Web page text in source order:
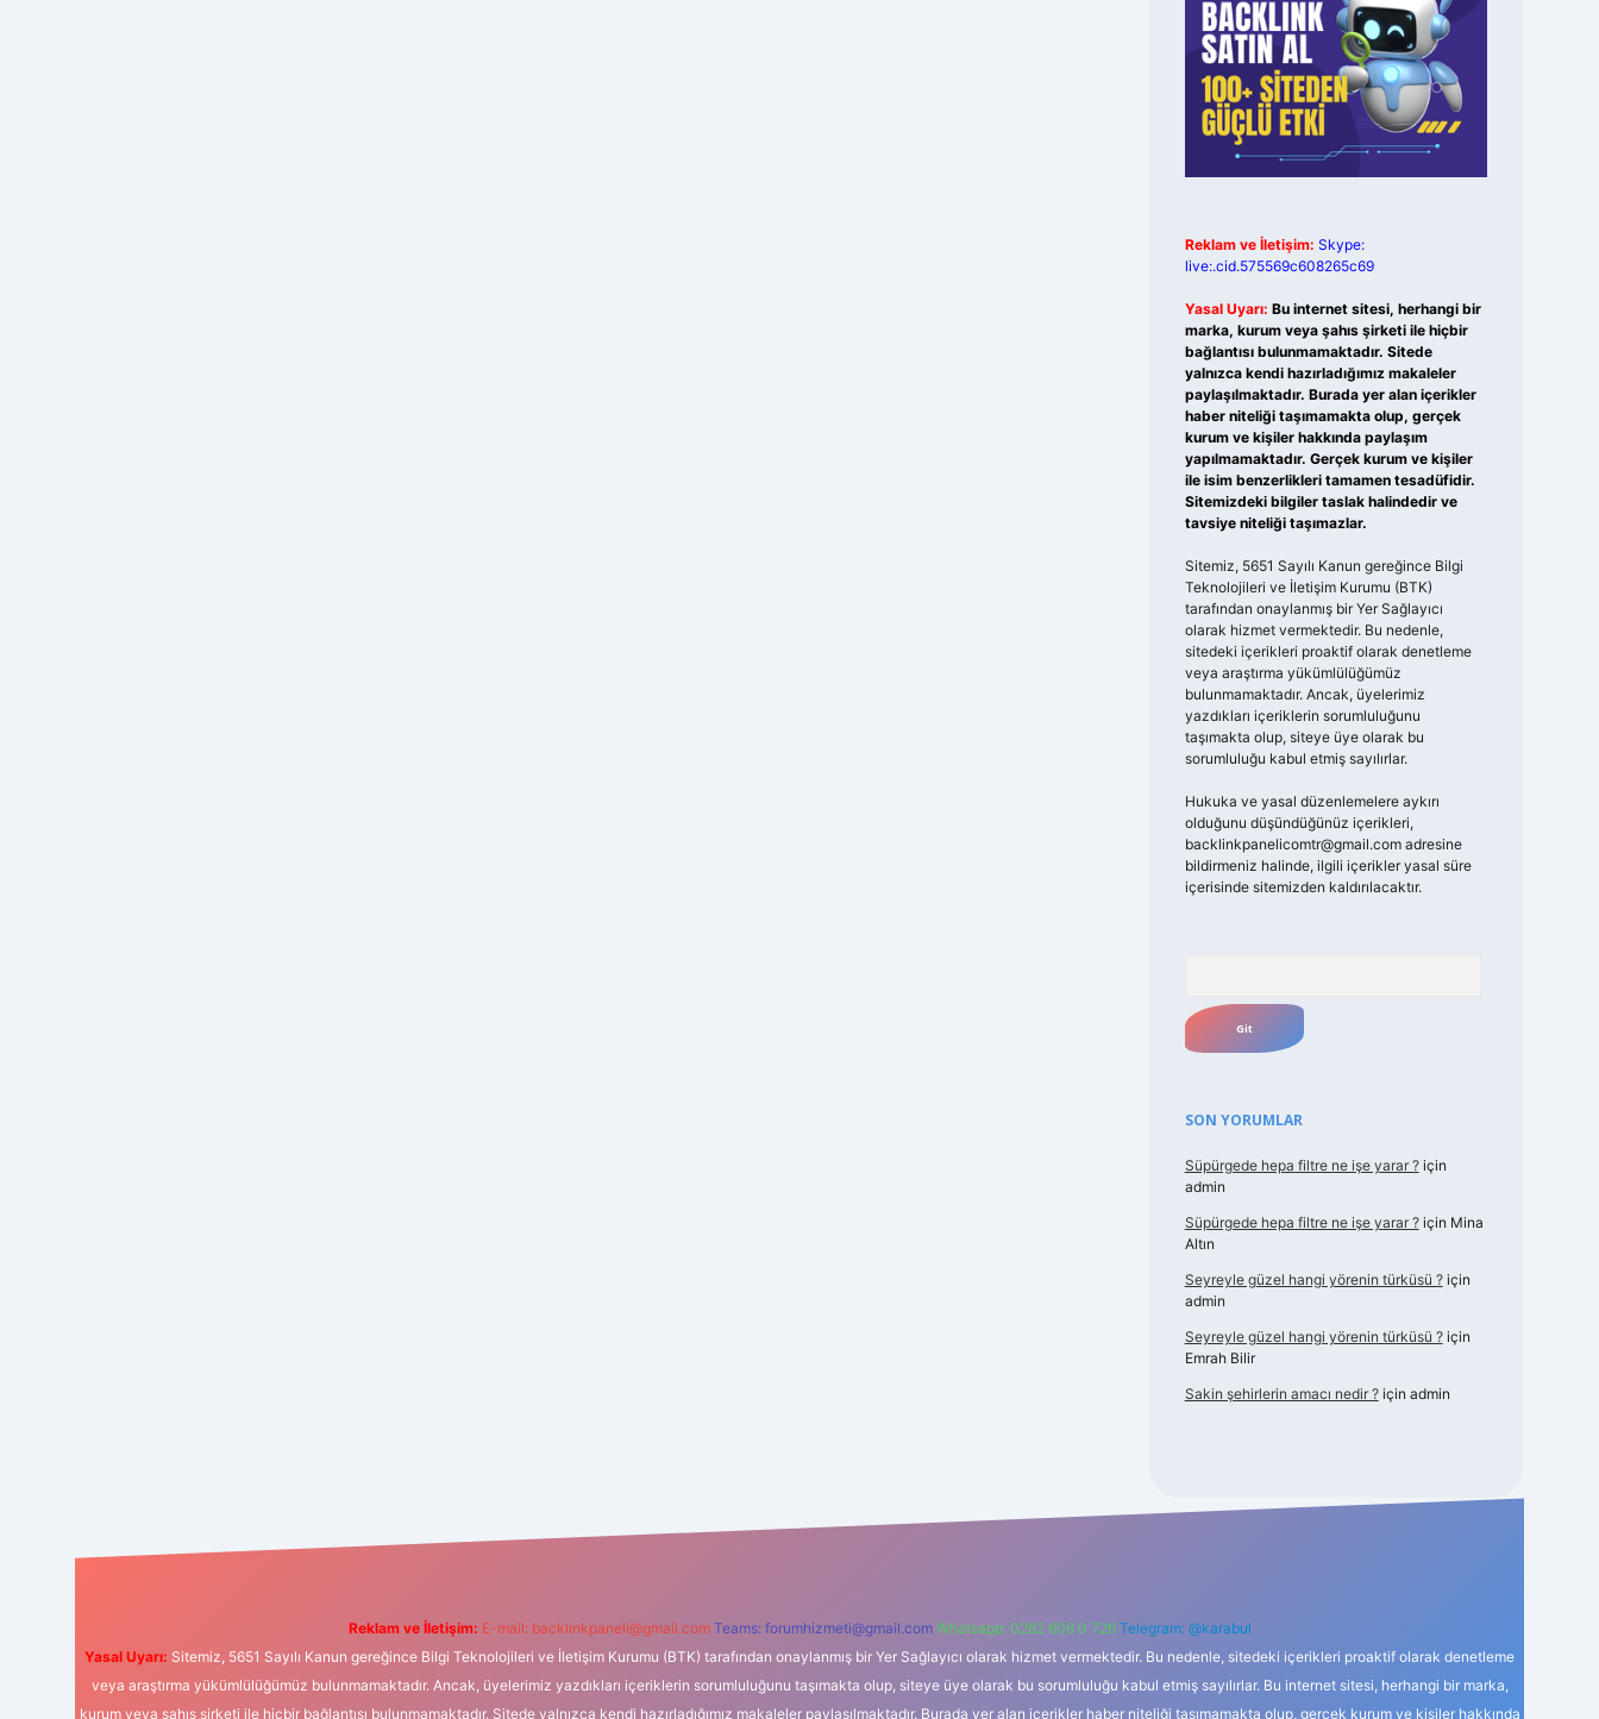
Reklam ve İletişim: Skype:
live:.cid.575569c608265c69
Yasal Uyarı: Bu internet sitesi, herhangi bir
marka, kurum veya şahıs şirketi ile hiçbir
bağlantısı bulunmamaktadır. Sitede
yalnızca kendi hazırladığımız makaleler
paylaşılmaktadır. Burada yer alan içerikler
haber niteliği taşımamakta olup, gerçek
kurum ve kişiler hakkında paylaşım
yapılmamaktadır. Gerçek kurum ve kişiler
ile isim benzerlikleri tamamen tesadüfidir.
Sitemizdeki bilgiler taslak halindedir ve
tavsiye niteliği taşımazlar.
Sitemiz, 5651 Sayılı Kanun gereğince Bilgi
Teknolojileri ve İletişim Kurumu (BTK)
tarafından onaylanmış bir Yer Sağlayıcı
olarak hizmet vermektedir. Bu nedenle,
sitedeki içerikleri proaktif olarak denetleme
veya araştırma yükümlülüğümüz
bulunmamaktadır. Ancak, üyelerimiz
yazdıkları içeriklerin sorumluluğunu
taşımakta olup, siteye üye olarak bu
sorumluluğu kabul etmiş sayılırlar.
Hukuka ve yasal düzenlemelere aykırı
olduğunu düşündüğünüz içerikleri,
backlinkpanelicomtr@gmail.comadresine
bildirmeniz halinde, ilgili içerikler yasal süre
içerisinde sitemizden kaldırılacaktır.
SON YORUMLAR
Süpürgede hepa filtre ne işe yarar ?için
admin
Süpürgede hepa filtre ne işe yarar ?için Mina
Altın
Seyreyle güzel hangi yörenin türküsü ?için
admin
Seyreyle güzel hangi yörenin türküsü ?için
Emrah Bilir
Sakin şehirlerin amacı nedir ?için admin
Reklam ve İletişim: E-mail: backlinkpaneli@gmail.com Teams: forumhizmeti@gmail.com Whatsapp: 0262 606 0 726 Telegram: @karabul
Yasal Uyarı: Sitemiz, 5651 Sayılı Kanun gereğince Bilgi Teknolojileri ve İletişim Kurumu (BTK) tarafından onaylanmış bir Yer Sağlayıcı olarak hizmet vermektedir. Bu nedenle, sitedeki içerikleri proaktif olarak denetleme
veya araştırma yükümlülüğümüz bulunmamaktadır. Ancak, üyelerimiz yazdıkları içeriklerin sorumluluğunu taşımakta olup, siteye üye olarak bu sorumluluğu kabul etmiş sayılırlar. Bu internet sitesi, herhangi bir marka,
kurum veya şahıs şirketi ile hiçbir bağlantısı bulunmamaktadır. Sitede yalnızca kendi hazırladığımız makaleler paylaşılmaktadır. Burada yer alan içerikler haber niteliği taşımamakta olup, gerçek kurum ve kişiler hakkında